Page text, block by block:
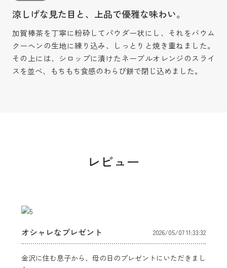
涼しげな見た目と、上品で優雅な味わい。
加賀棒茶を丁寧に粉砕してパウダー状にし、それをバウム
クーヘンの生地に練り込み、しっとりと焼き重ねました。
その上には、シロップに漬けたネーブルオレンジのスライ
スを並べ、もちもち食感のわらび餅で閉じ込めました。
レビュー
オシャレなプレゼント 2026/05/07 11:33:32
金沢に住む息子から、母の日のプレゼントにいただきまし